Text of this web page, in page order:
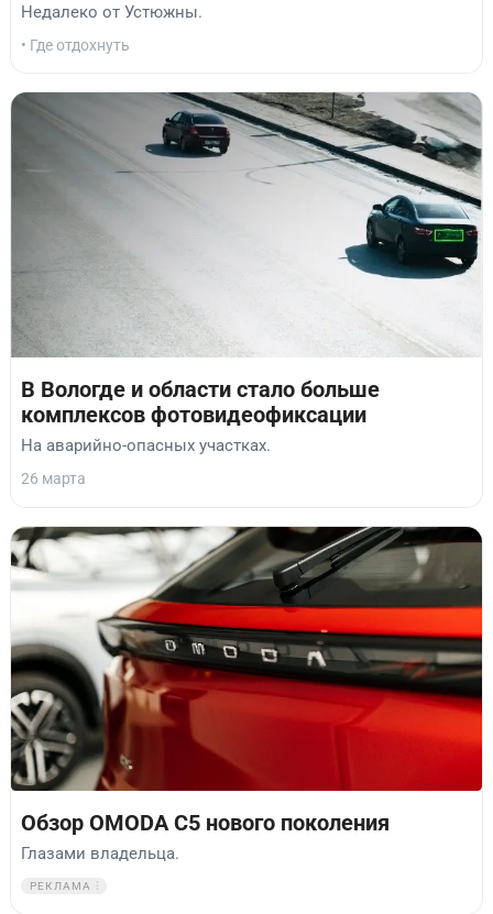
Недалеко от Устюжны.
• Где отдохнуть
В Вологде и области стало больше
комплексов фотовидеофиксации
На аварийно-опасных участках.
26 марта
Обзор OMODA C5 нового поколения
Глазами владельца.
РЕКЛАМА